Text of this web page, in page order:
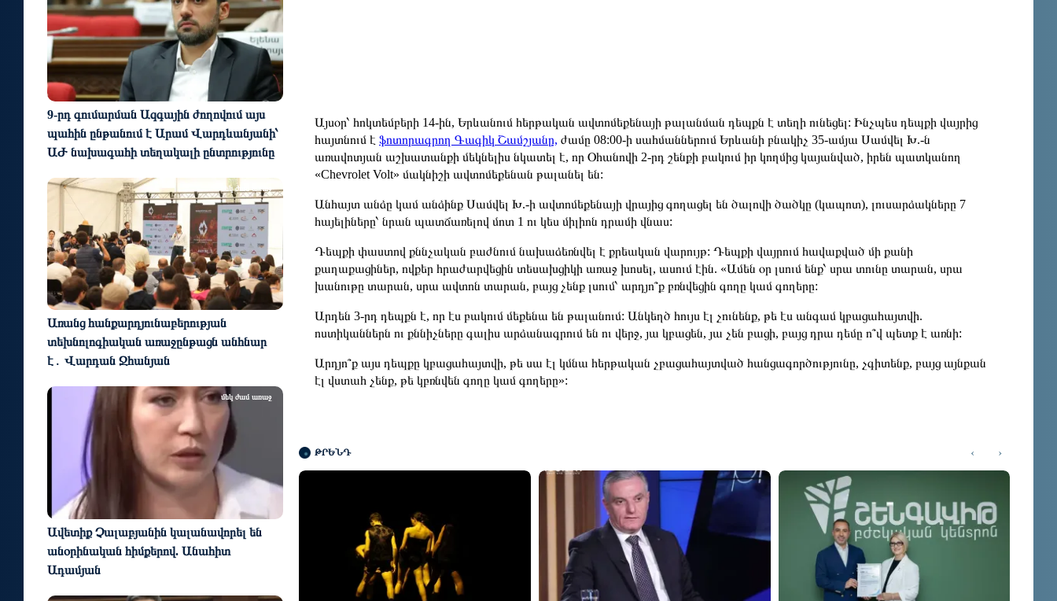
9-րդ գումարման Ազգային ժողովում այս
պահին ընթանում է Արամ Վարդևանյանի՝
ԱԺ նախագահի տեղակալի ընտրությունը
Առանց հանքարդյունաբերության
տեխնոլոգիական առաջընթացն անհնար
է․ Վարդան Ջհանյան
մեկ ժամ առաջ
Ավետիք Չալաբյանին կալանավորել են
անօրինական հիմքերով. Անահիտ
Ադամյան
մեկ ժամ առաջ
Այսօր՝ հոկտեմբերի 14-ին, Երևանում հերթական ավտոմեքենայի թալանման դեպքն է տեղի ունեցել: Ինչպես դեպքի վայրից
հայտնում է ֆոտորագրող Գագիկ Շամշյանը, ժամը 08:00-ի սահմաններում Երևանի բնակիչ 35-ամյա Սամվել Խ.-ն
առավոտյան աշխատանքի մեկնելիս նկատել է, որ Օհանովի 2-րդ շենքի բակում իր կողմից կայանված, իրեն պատկանող
«Chevrolet Volt» մակնիշի ավտոմեքենան թալանել են:
Անհայտ անձը կամ անձինք Սամվել Խ.-ի ավտոմեքենայի վրայից գողացել են ծալովի ծածկը (կապոտ), լուսարձակները 7
հայելիները՝ նրան պատճառելով մոտ 1 ու կես միլիոն դրամի վնաս:
Դեպքի փաստով քննչական բաժնում նախաձեռնվել է քրեական վարույթ: Դեպքի վայրում հավաքված մի քանի
քաղաքացիներ, ովքեր հրաժարվեցին տեսախցիկի առաջ խոսել, ասում էին. «Ամեն օր լսում ենք՝ սրա տունը տարան, սրա
խանութը տարան, սրա ավտոն տարան, բայց չենք լսում՝ արդյո՞ք բռնվեցին գողը կամ գողերը:
Արդեն 3-րդ դեպքն է, որ էս բակում մեքենա են թալանում: Անկեղծ հույս էլ չունենք, թե էս անգամ կբացահայտվի.
ոստիկաններն ու քննիչները գալիս արձանագրում են ու վերջ, յա կբացեն, յա չեն բացի, բայց դրա դեմը ո՞վ պետք է առնի:
Արդյո՞ք այս դեպքը կբացահայտվի, թե սա էլ կմնա հերթական չբացահայտված հանցագործությունը, չգիտենք, բայց այնքան
էլ վստահ չենք, թե կբռնվեն գողը կամ գողերը»:
ԹՐԵՆԴ ‹ ›